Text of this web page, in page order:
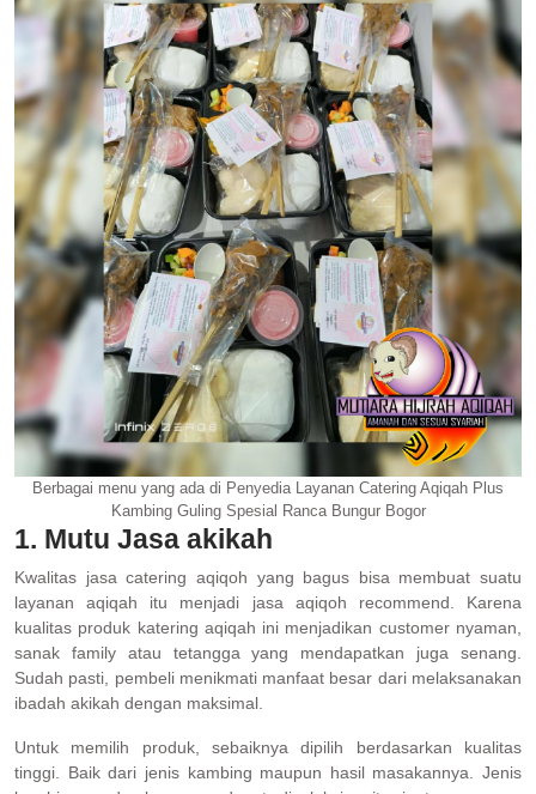
Berbagai menu yang ada di Penyedia Layanan Catering Aqiqah Plus
Kambing Guling Spesial Ranca Bungur Bogor
1. Mutu Jasa akikah
Kwalitas jasa catering aqiqoh yang bagus bisa membuat suatu
layanan aqiqah itu menjadi jasa aqiqoh recommend. Karena
kualitas produk katering aqiqah ini menjadikan customer nyaman,
sanak family atau tetangga yang mendapatkan juga senang.
Sudah pasti, pembeli menikmati manfaat besar dari melaksanakan
ibadah akikah dengan maksimal.
Untuk memilih produk, sebaiknya dipilih berdasarkan kualitas
tinggi. Baik dari jenis kambing maupun hasil masakannya. Jenis